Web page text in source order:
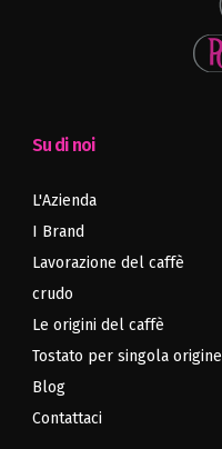
precedente
Su di noi
L'Azienda
I Brand
Lavorazione del caffè
crudo
Le origini del caffè
Tostato per singola origine
Blog
Contattaci